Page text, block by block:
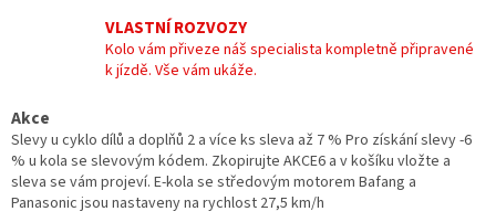
VLASTNÍ ROZVOZY
Kolo vám přiveze náš specialista kompletně připravené
k jízdě. Vše vám ukáže.
Akce
Slevy u cyklo dílů a doplňů 2 a více ks sleva až 7 % Pro získání slevy -6
% u kola se slevovým kódem. Zkopirujte AKCE6 a v košíku vložte a
sleva se vám projeví. E-kola se středovým motorem Bafang a
Panasonic jsou nastaveny na rychlost 27,5 km/h